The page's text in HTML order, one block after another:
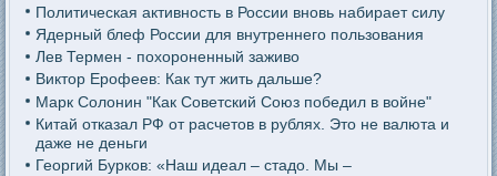
Политическая активность в России вновь набирает силу
Ядерный блеф России для внутреннего пользования
Лев Термен - похороненный заживо
Виктор Ерофеев: Как тут жить дальше?
Марк Солонин "Как Советский Союз победил в войне"
Китай отказал РФ от расчетов в рублях. Это не валюта и
даже не деньги
Георгий Бурков: «Наш идеал – стадо. Мы –